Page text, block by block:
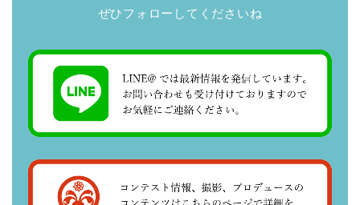
ぜひフォローしてくださいね